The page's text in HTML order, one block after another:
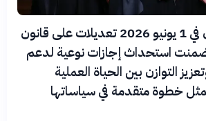
أقرت إمارة عجمان في 1 يونيو 2026 تعديلات على قانون
تضمنت استحداث إجازات نوعية لدعم
التوازن بين الحياة العملية
خطوة متقدمة في سياساتها